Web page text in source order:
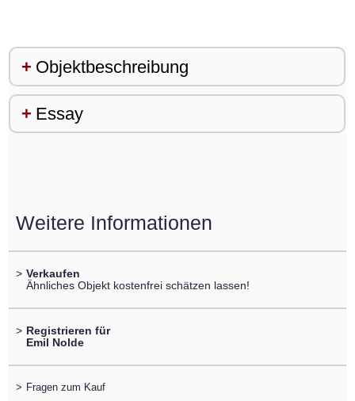
Objektbeschreibung
Essay
Weitere Informationen
> Verkaufen
Ähnliches Objekt kostenfrei schätzen lassen!
> Registrieren für
Emil Nolde
> Fragen zum Kauf